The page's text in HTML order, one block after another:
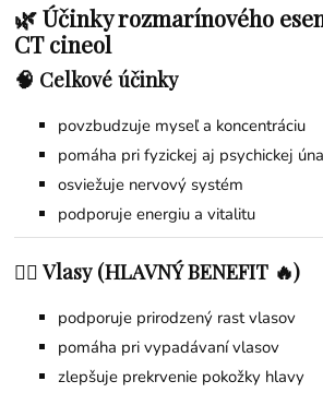
🌿 Účinky rozmarínového
CT cineol
🧠 Celkové účinky
povzbudzuje myseľ a koncentráciu
pomáha pri fyzickej aj psychickej
osviežuje nervový systém
podporuje energiu a vitalitu
💇‍♀️ Vlasy (HLAVNÝ BENEFIT 🔥)
podporuje prirodzený rast vlasov
pomáha pri vypadávaní vlasov
zlepšuje prekrvenie pokožky hlavy